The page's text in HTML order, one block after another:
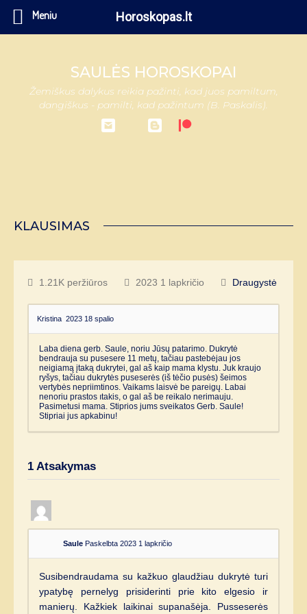
SAULĖS HOROSKOPAI
Žemiškus dalykus reikia pažinti, kad juos pamiltum,
dangiškus - pamilti, kad pažintum (B. Paskalis).
KLAUSIMAS
1.21K peržiūros 2023 1 lapkričio Draugystė
Kristina 2023 18 spalio
Laba diena gerb. Saule, noriu Jūsų patarimo. Dukrytė
bendrauja su pusesere 11 metų, tačiau pastebėjau jos
neigiamą įtaką dukrytei, gal aš kaip mama klystu. Juk kraujo
ryšys, tačiau dukrytės puseserės (iš tėčio pusės) šeimos
vertybės nepriimtinos. Vaikams laisvė be pareigų. Labai
nenoriu prastos ıtakis, o gal aš be reikalo nerimauju.
Pasimetusi mama. Stiprios jums sveikatos Gerb. Saule!
Stipriai jus apkabinu!
1 Atsakymas
Saule Paskelbta 2023 1 lapkričio
Susibendraudama su kažkuo glaudžiau dukrytė turi
ypatybę pernelyg prisiderinti prie kito elgesio ir
manierų. Kažkiek laikinai supanašėja. Pusseserės
Meniu Horoskopas.lt